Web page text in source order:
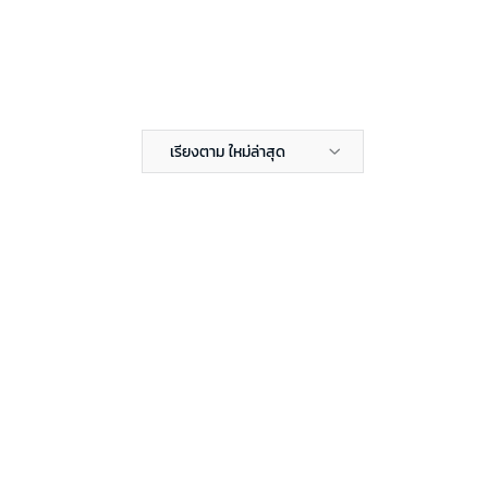
เรียงตาม ใหม่ล่าสุด